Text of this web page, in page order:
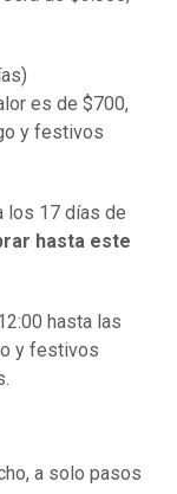
es de $700,
y festivos
los 17 días de
hasta este
hasta las
y festivos
a solo pasos